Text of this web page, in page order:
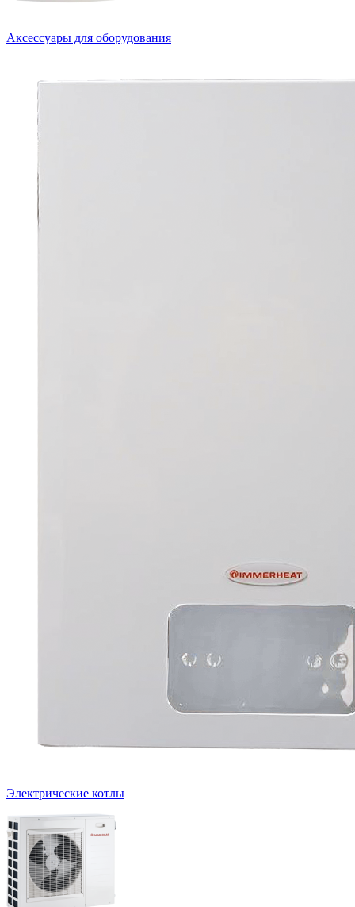
Аксессуары для оборудования
Электрические котлы